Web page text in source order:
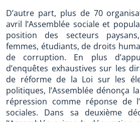
D’autre part, plus de 70
avril l’Assemblée sociale et
position des secteurs
femmes, étudiants, de droits
de corruption. En plus
d’enquêtes exhaustives sur les
de réforme de la Loi sur les
politiques, l’Assemblée dénonça
répression comme réponse de
sociales. Dans sa deuxième